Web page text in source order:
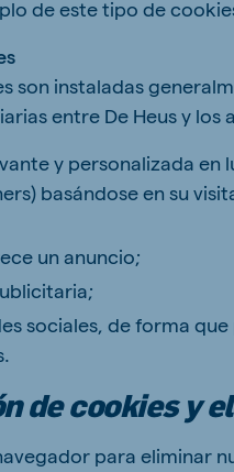
de este tipo de
son instaladas
entre De Heus y los
y personalizada
basándose en su
un anuncio;
sociales, de forma
de cookies y
para eliminar